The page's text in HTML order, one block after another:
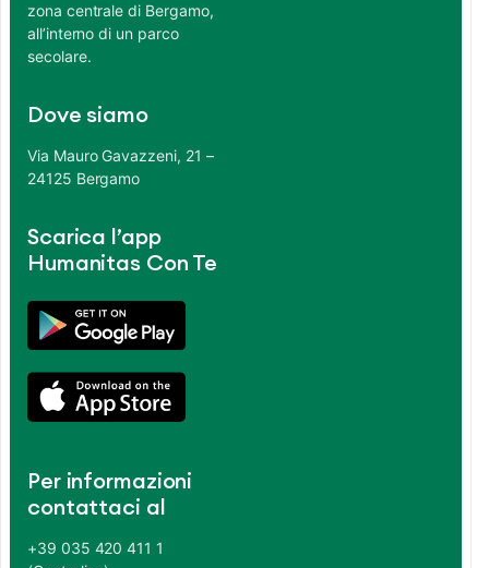
zona centrale di Bergamo,
all’interno di un parco
secolare.
Dove siamo
Via Mauro Gavazzeni, 21 –
24125 Bergamo
Scarica l’app
Humanitas Con Te
Per informazioni
contattaci al
+39 035 420 411 1